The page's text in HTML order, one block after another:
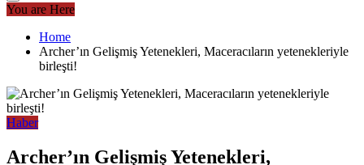
You are Here
Home
Archer’ın Gelişmiş Yetenekleri, Maceracıların yetenekleriyle
birleşti!
Haber
Archer’ın Gelişmiş Yetenekleri,